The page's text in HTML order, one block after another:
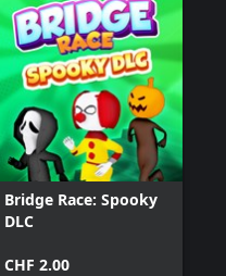
Bridge Race: Spooky
DLC
CHF 2.00